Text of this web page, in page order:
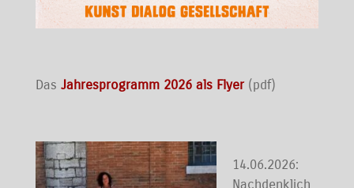
Das Jahresprogramm 2026 als Flyer(pdf)
14.06.2026:
Nachdenklich